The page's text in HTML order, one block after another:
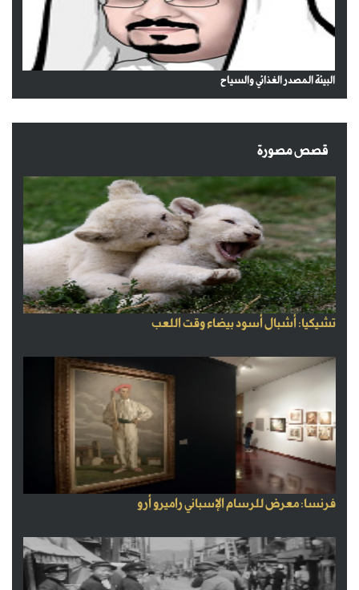
البيئة المصدر الغذائي والسياح
قصص مصورة
تشيكيا: أشبال أسود بيضاء وقت اللعب
فرنسا: معرض للرسام الإسباني راميرو أرو